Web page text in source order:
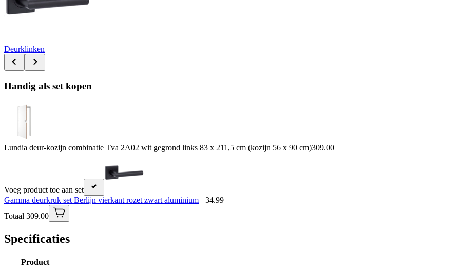
Deurklinken
Handig als set kopen
Lundia deur-kozijn combinatie Tva 2A02 wit gegrond links 83 x 211,5 cm (kozijn 56 x 90 cm)309.00
Voeg product toe aan set
Gamma deurkruk set Berlijn vierkant rozet zwart aluminium+ 34.99
Totaal 309.00
Specificaties
Product